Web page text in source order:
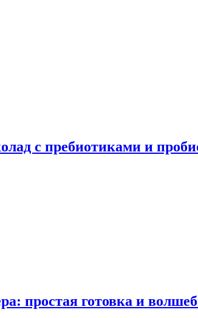
с пребиотиками и
простая готовка и